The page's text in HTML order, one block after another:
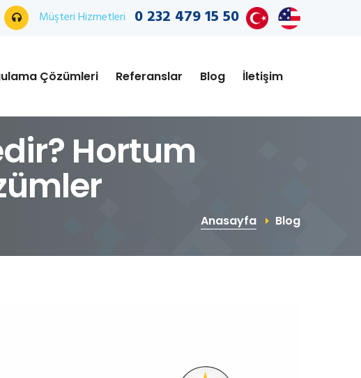
Müşteri Hizmetleri 0 232 479 15 50
Çözümleri Referanslar Blog İletişim
Hortum
Anasayfa Blog